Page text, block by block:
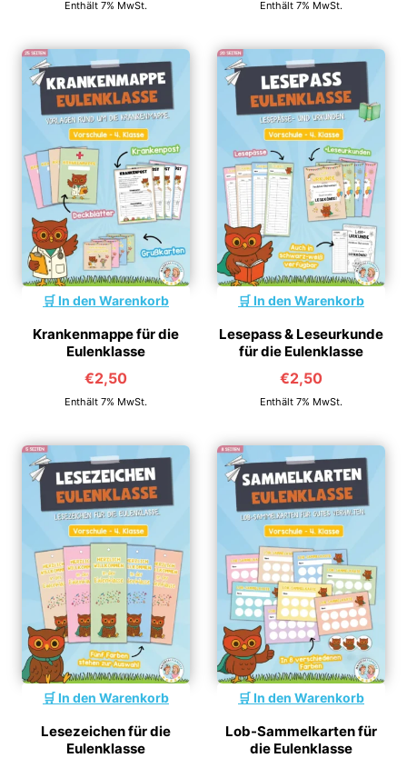
Enthält 7% MwSt. Enthält 7% MwSt.
In den Warenkorb
Krankenmappe für die
Eulenklasse
€2,50
Enthält 7% MwSt.
In den Warenkorb
Lesepass & Leseurkunde
für die Eulenklasse
€2,50
Enthält 7% MwSt.
In den Warenkorb
Lesezeichen für die
Eulenklasse
In den Warenkorb
Lob-Sammelkarten für
die Eulenklasse